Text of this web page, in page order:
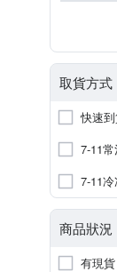
取貨方式
快速
7-11常
7-11冷
商品狀況
有現貨